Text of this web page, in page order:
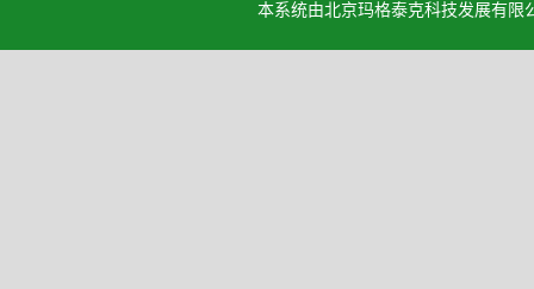
本系统由北京玛格泰克科技发展有